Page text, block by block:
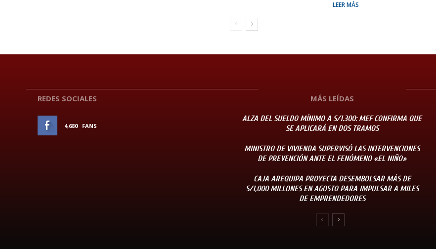
LEER MÁS
REDES SOCIALES
4,680 FANS
MÁS LEÍDAS
ALZA DEL SUELDO MÍNIMO A S/1.300: MEF CONFIRMA QUE
SE APLICARÁ EN DOS TRAMOS
MINISTRO DE VIVIENDA SUPERVISÓ LAS INTERVENCIONES
DE PREVENCIÓN ANTE EL FENÓMENO «EL NIÑO»
CAJA AREQUIPA PROYECTA DESEMBOLSAR MÁS DE
S/1,000 MILLONES EN AGOSTO PARA IMPULSAR A MILES
DE EMPRENDEDORES